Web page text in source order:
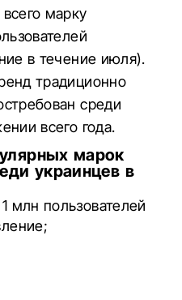
марку
в течение июля).
традиционно
среди
всего года.
марок
украинцев в
млн пользователей